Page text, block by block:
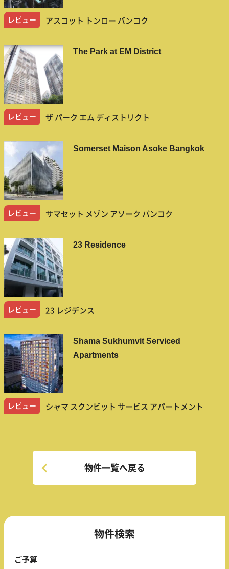
レビュー アスコット トンロー バンコク
The Park at EM District
レビュー ザ パーク エム ディストリクト
Somerset Maison Asoke Bangkok
レビュー サマセット メゾン アソーク バンコク
23 Residence
レビュー 23 レジデンス
Shama Sukhumvit Serviced
Apartments
レビュー シャマ スクンビット サービス アパートメント
物件一覧へ戻る
物件検索
ご予算